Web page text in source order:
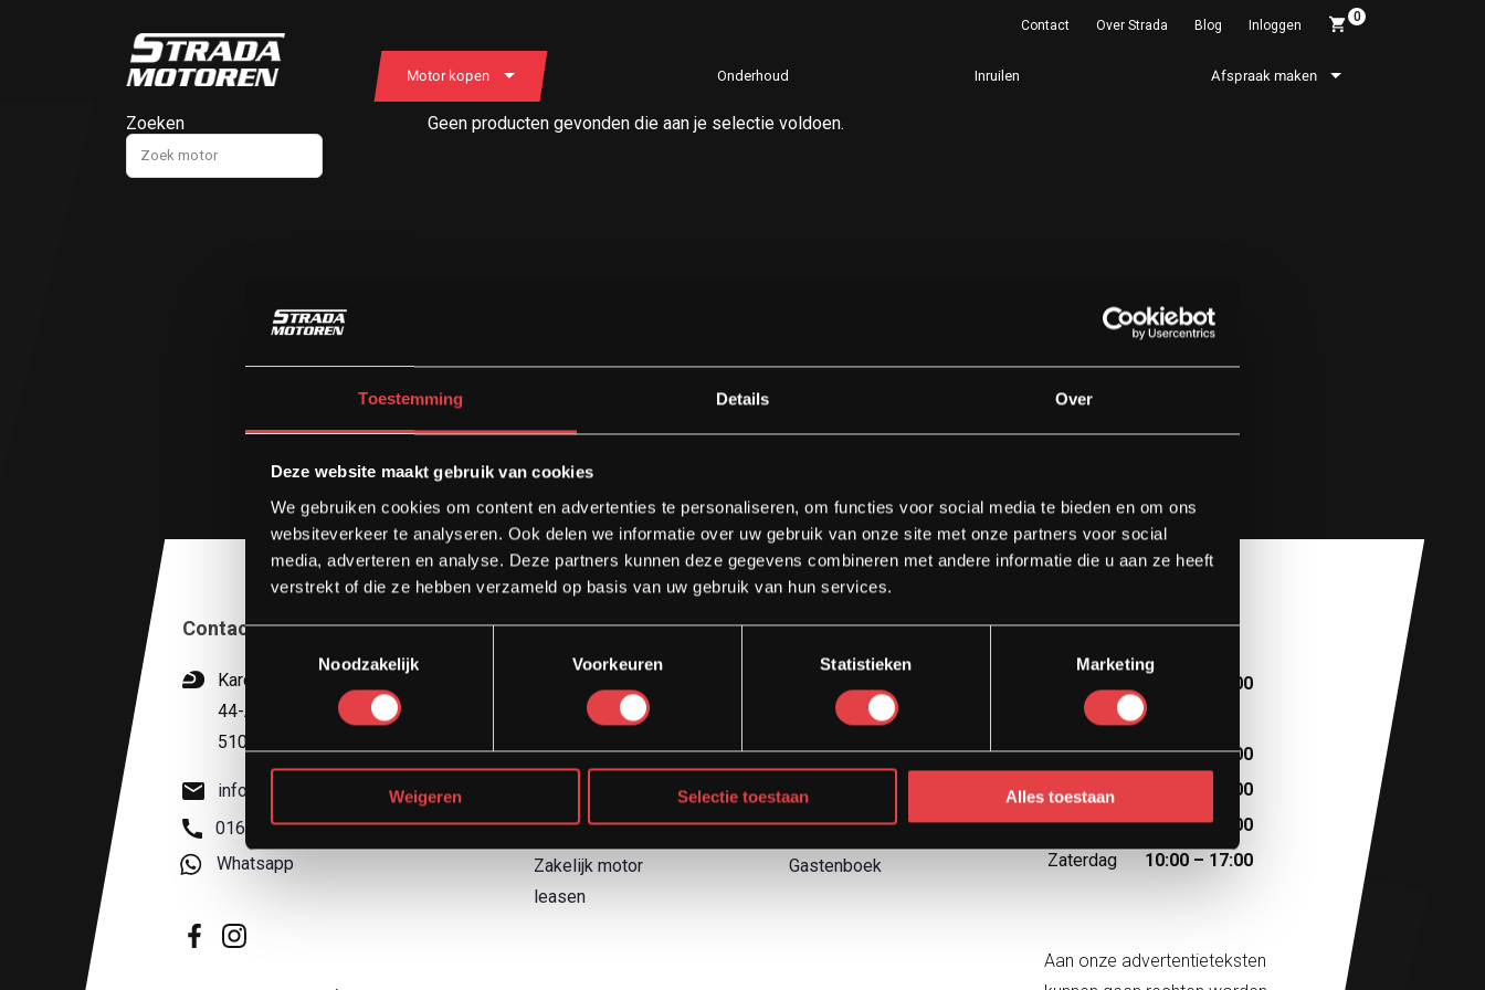
Toestemming Details Over
Deze website maakt gebruik van cookies
We gebruiken cookies om content en advertenties te personaliseren, om functies voor social media te bieden en om ons
websiteverkeer te analyseren. Ook delen we informatie over uw gebruik van onze site met onze partners voor social
media, adverteren en analyse. Deze partners kunnen deze gegevens combineren met andere informatie die u aan ze heeft
verstrekt of die ze hebben verzameld op basis van uw gebruik van hun services.
Toestemmingsselectie
Noodzakelijk
Voorkeuren Statistieken Marketing
Weigeren Selectie toestaan Alles toestaan
Contact Over Strada Blog Inloggen
0
Motor kopen Onderhoud Inruilen Afspraak maken
Zoeken Geen producten gevonden die aan je selectie voldoen.
Contact
Kardinaal van Rossumstraat
44-A
5104 HN Dongen
info@stradamotoren.nl
0162 782532
Whatsapp
Diensten
Afspraak werkplaats
Motor inruilen
Zakelijk motor
leasen
Direct naar
Boek een proefrit
Garantievoorwaarden
Retourbeleid
Gastenboek
Openingstijden
10:00 – 13:00
Dinsdag
Afspraak
Woensdag
10:00 – 18:00
Donderdag
10:00 – 18:00
Vrijdag
10:00 – 18:00
Zaterdag
10:00 – 17:00
Aan onze advertentieteksten